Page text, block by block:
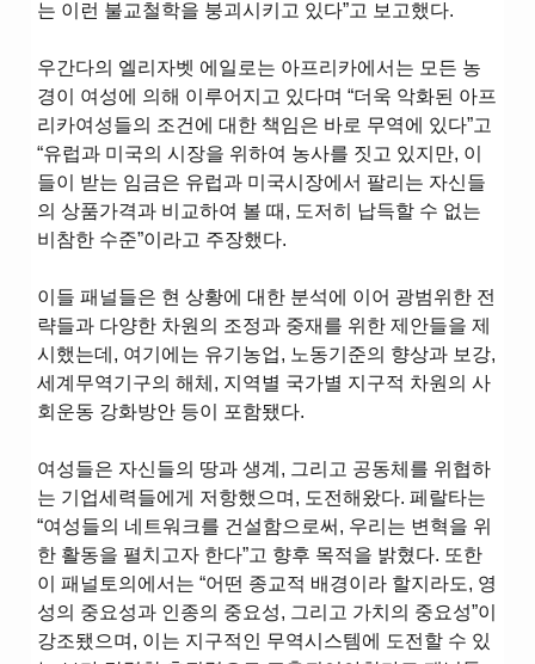
는 이런 불교철학을 붕괴시키고 있다”고 보고했다.
우간다의 엘리자벳 에일로는 아프리카에서는 모든 농
경이 여성에 의해 이루어지고 있다며 “더욱 악화된 아프
리카여성들의 조건에 대한 책임은 바로 무역에 있다”고
“유럽과 미국의 시장을 위하여 농사를 짓고 있지만, 이
들이 받는 임금은 유럽과 미국시장에서 팔리는 자신들
의 상품가격과 비교하여 볼 때, 도저히 납득할 수 없는
비참한 수준”이라고 주장했다.
이들 패널들은 현 상황에 대한 분석에 이어 광범위한 전
략들과 다양한 차원의 조정과 중재를 위한 제안들을 제
시했는데, 여기에는 유기농업, 노동기준의 향상과 보강,
세계무역기구의 해체, 지역별 국가별 지구적 차원의 사
회운동 강화방안 등이 포함됐다.
여성들은 자신들의 땅과 생계, 그리고 공동체를 위협하
는 기업세력들에게 저항했으며, 도전해왔다. 페랄타는
“여성들의 네트워크를 건설함으로써, 우리는 변혁을 위
한 활동을 펼치고자 한다”고 향후 목적을 밝혔다. 또한
이 패널토의에서는 “어떤 종교적 배경이라 할지라도, 영
성의 중요성과 인종의 중요성, 그리고 가치의 중요성”이
강조됐으며, 이는 지구적인 무역시스템에 도전할 수 있